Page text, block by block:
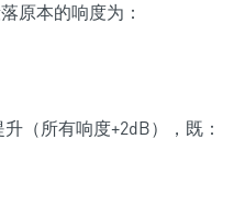
原本的响度为：
（所有响度+2dB），既：